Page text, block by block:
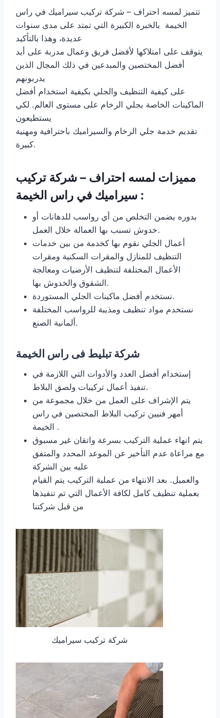
تتميز لمسه احتراف – شركة تركيب سيراميك في راس
الخيمة بالخبرة الكبيرة التي تمتد على مدى سنوات
عديدة، وهذا بالتأكيد
يتوقف على امتلاكها لأفضل فريق وعمال مدربة على أيد
أفضل المختصين والمبدعين في ذلك المجال الذين
يدربونهم
على كيفية التنظيف والجلي بكيفية استخدام أفضل
الماكينات الخاصة بجلي الرخام على مستوى العالم. لكي
يستطيعون
تقديم خدمة جلي الرخام والسيراميك باحترافية ومهنية
كبيرة.
مميزات لمسه احتراف – شركة تركيب
سيراميك في راس الخيمة :
بدوره يضمن التخلص من أي رواسب للدهانات أو
خدوش تسبب بها العمالة خلال العمل.
أعمال الجلي نقوم بها كخدمة من بين خدمات
التنظيف للمنازل والمقرات السكنية ومقرات
الأعمال المختلفة لتنظيف الأرضيات ومعالجة
الشقوق والخدوش بها.
نستخدم أفضل ماكينات الجلي المستوردة.
نستخدم مواد تنظيف ومذيبة للرواسب المختلفة
ألمانية الصنع.
شركة تبليط فى راس الخيمة
إستخدام أفضل العدد والأدوات التي اللازمة في
تنفيذ أعمال تركيبات ولصق البلاط.
يتم الإشراف على العمل من خلال مجموعة من
أمهر فنيين تركيب البلاط المختصين في راس
الخيمة .
يتم انهاء عملية التركيب بسرعة واتقان غير مسبوق
مع مراعاة عدم التأخير عن الموعد المحدد والمتفق
عليه بين الشركة
والعميل. بعد الانتهاء من عملية التركيب يتم القيام
بعملية تنظيف كامل لكافة الأعمال التي تم تنفيذها
من قبل شركتنا
شركة تركيب سيراميك